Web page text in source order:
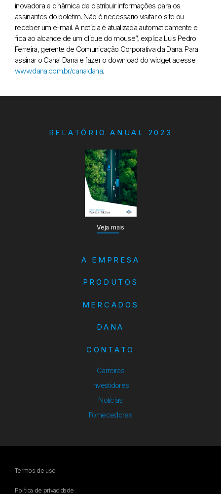
inovadora e dinâmica de distribuir informações para os
assinantes do boletim. Não é necessário visitar o site ou
receber um e-mail. A notícia é atualizada automaticamente e
fica ao alcance de um clique do mouse”, explica Luis Pedro
Ferreira, gerente de Comunicação Corporativa da Dana. Para
assinar o Canal Dana e fazer o download do widget acesse
www.dana.com.br/canaldana.
RELATÓRIO ANUAL 2023
Veja mais
A EMPRESA
PRODUTOS
MERCADOS
DANA
CONTATO
Carreiras
Investidores
Notícias
Fornecedores
Termos de uso
Política de privacidade